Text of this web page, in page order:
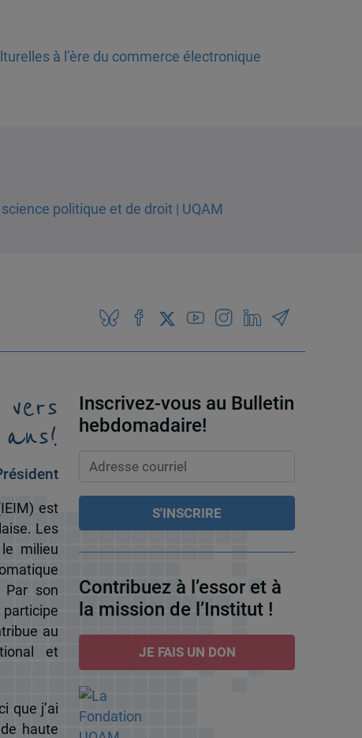
à l’ère du commerce électronique
est
Les
milieu
Par son
participe
au
et
que j’ai
haute
Inscrivez-vous au Bulletin
hebdomadaire!
Contribuez à l’essor et à
la mission de l’Institut !
JE FAIS UN DON